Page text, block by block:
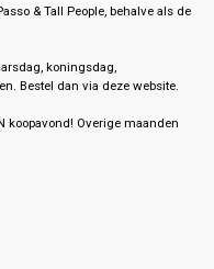
& Tall People, behalve als de
koningsdag,
Bestel dan via deze website.
koopavond! Overige maanden